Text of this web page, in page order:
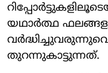
യഥാർത്ഥ
തുറന്നുകാട്ടുന്നത്.